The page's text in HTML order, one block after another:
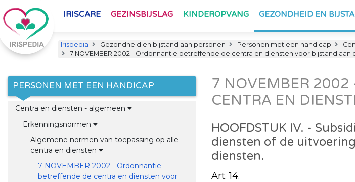
IRISCARE GEZINSBIJSLAG KINDEROPVANG GEZONDHEID EN
Irispedia Gezondheid en bijstand aan personen Personen met een handicap
7 NOVEMBER 2002 - Ordonnantie betreffende de centra en diensten voor bijstand aan
PERSONEN MET EEN HANDICAP
Centra en diensten - algemeen
Erkenningsnormen
Algemene normen van toepassing op alle
centra en diensten
7 NOVEMBER 2002 - Ordonnantie
betreffende de centra en diensten voor
7 NOVEMBER 2002
CENTRA EN
HOOFDSTUK IV. -
diensten of de
diensten.
Art. 14.